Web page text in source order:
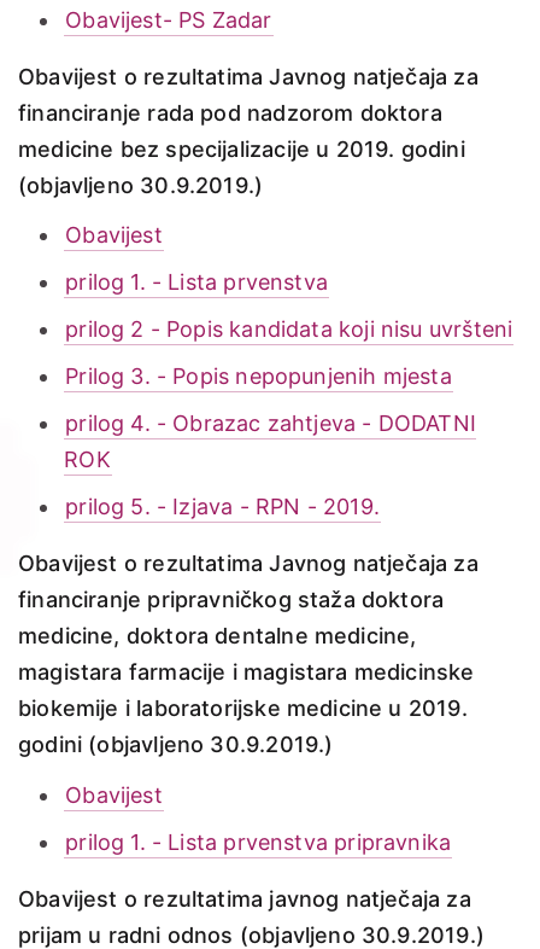
Obavijest- PS Zadar
Obavijest o rezultatima Javnog natječaja za
financiranje rada pod nadzorom doktora
medicine bez specijalizacije u 2019. godini
(objavljeno 30.9.2019.)
Obavijest
prilog 1. - Lista prvenstva
prilog 2 - Popis kandidata koji nisu uvršteni
Prilog 3. - Popis nepopunjenih mjesta
prilog 4. - Obrazac zahtjeva - DODATNI
ROK
prilog 5. - Izjava - RPN - 2019.
Obavijest o rezultatima Javnog natječaja za
financiranje pripravničkog staža doktora
medicine, doktora dentalne medicine,
magistara farmacije i magistara medicinske
biokemije i laboratorijske medicine u 2019.
godini (objavljeno 30.9.2019.)
Obavijest
prilog 1. - Lista prvenstva pripravnika
Obavijest o rezultatima javnog natječaja za
prijam u radni odnos (objavljeno 30.9.2019.)